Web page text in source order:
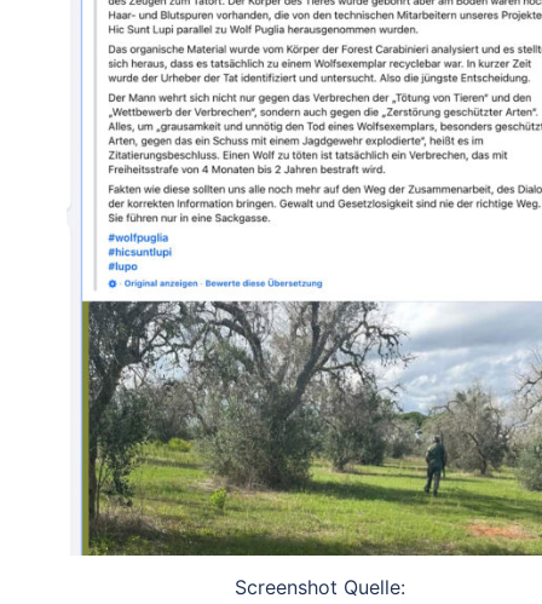
Screenshot Quelle: